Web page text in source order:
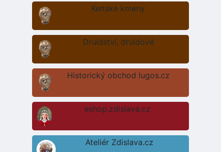
Keltské kmeny
Druidství, druidové
Historický obchod lugos.cz
eshop.zdislava.cz
Ateliér Zdislava.cz